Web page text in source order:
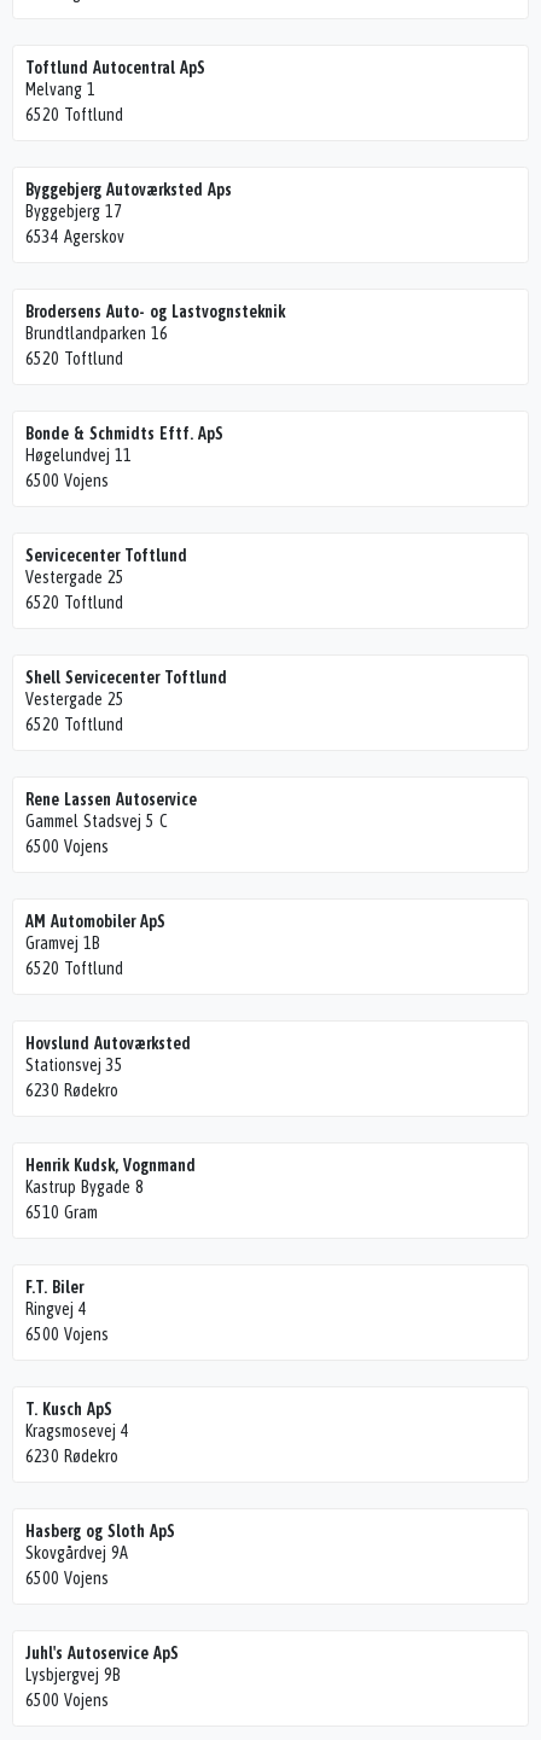
Toftlund Autocentral ApS
Melvang 1
6520 Toftlund
Byggebjerg Autoværksted Aps
Byggebjerg 17
6534 Agerskov
Brodersens Auto- og Lastvognsteknik
Brundtlandparken 16
6520 Toftlund
Bonde & Schmidts Eftf. ApS
Høgelundvej 11
6500 Vojens
Servicecenter Toftlund
Vestergade 25
6520 Toftlund
Shell Servicecenter Toftlund
Vestergade 25
6520 Toftlund
Rene Lassen Autoservice
Gammel Stadsvej 5 C
6500 Vojens
AM Automobiler ApS
Gramvej 1B
6520 Toftlund
Hovslund Autoværksted
Stationsvej 35
6230 Rødekro
Henrik Kudsk, Vognmand
Kastrup Bygade 8
6510 Gram
F.T. Biler
Ringvej 4
6500 Vojens
T. Kusch ApS
Kragsmosevej 4
6230 Rødekro
Hasberg og Sloth ApS
Skovgårdvej 9A
6500 Vojens
Juhl's Autoservice ApS
Lysbjergvej 9B
6500 Vojens